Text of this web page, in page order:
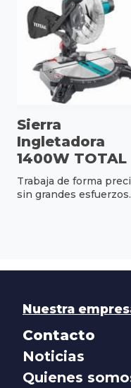
Sierra
Ingletadora
1400W TOTAL
Trabaja de forma
sin grandes esfuerzos.
Nuestra
Contacto
Noticias
Quienes